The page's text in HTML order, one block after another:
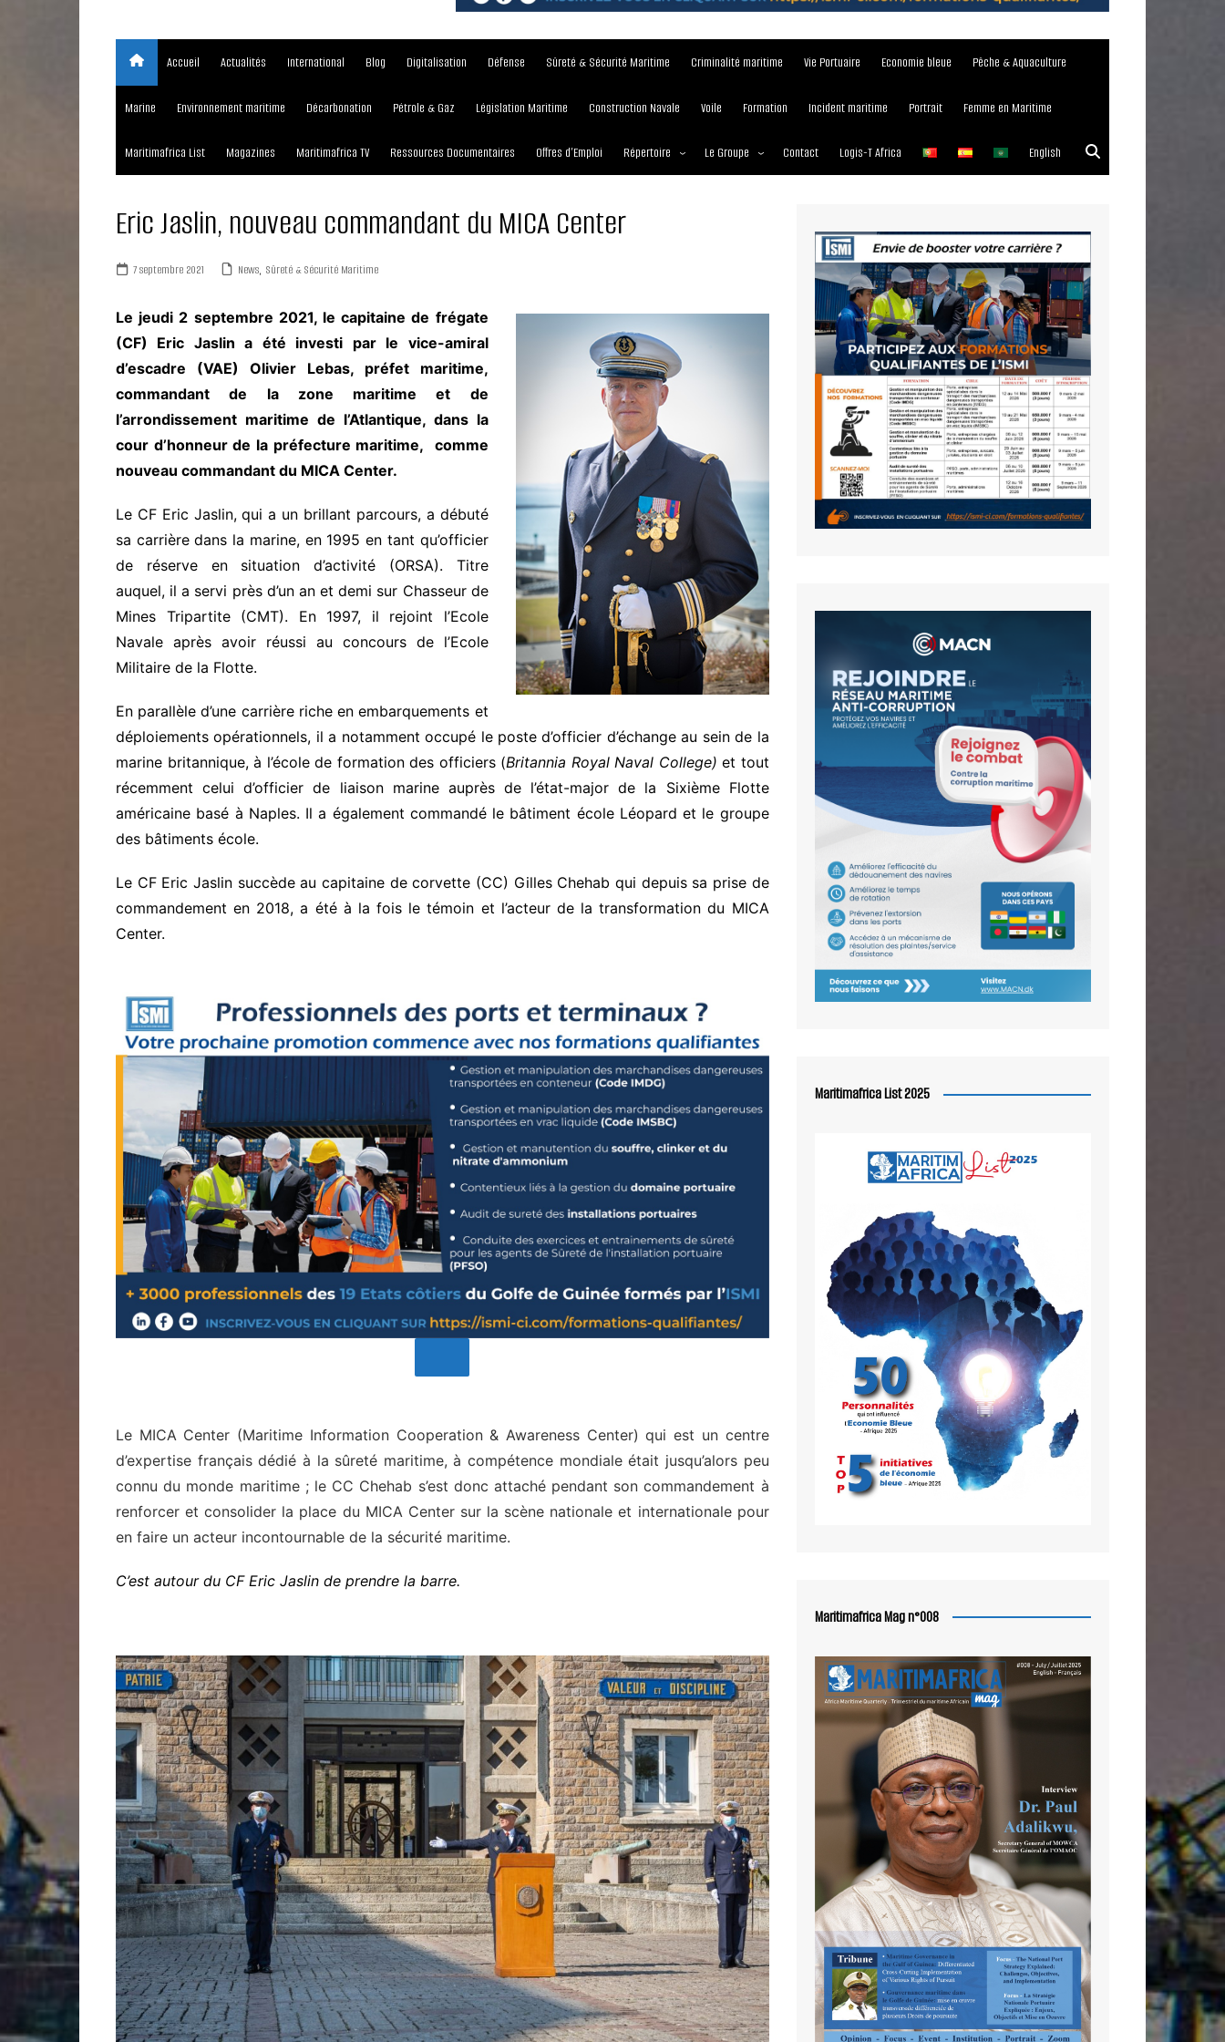
Accueil Actualités International Blog Digitalisation Défense Sûreté & Sécurité Maritime Criminalité maritime Vie Portuaire Economie bleue Pêche & Aquaculture
Marine Environnement maritime Décarbonation Pétrole & Gaz Législation Maritime Construction Navale Voile Formation Incident maritime Portrait Femme en Maritime
Maritimafrica List Magazines Maritimafrica TV Ressources Documentaires Offres d’Emploi Répertoire
Entreprises maritimes
Le Groupe
Media Partner 2019 – 2023
Contact Logis-T Africa English
Eric Jaslin, nouveau commandant du MICA Center
7 septembre 2021 News, Sûreté & Sécurité Maritime
Le jeudi 2 septembre 2021, le capitaine de frégate
(CF) Eric Jaslin a été investi par le vice-amiral
d’escadre (VAE) Olivier Lebas, préfet maritime,
commandant de la zone maritime et de
l’arrondissement maritime de l’Atlantique, dans la
cour d’honneur de la préfecture maritime, comme
nouveau commandant du MICA Center.
Le CF Eric Jaslin, qui a un brillant parcours, a débuté
sa carrière dans la marine, en 1995 en tant qu’officier
de réserve en situation d’activité (ORSA). Titre
auquel, il a servi près d’un an et demi sur Chasseur de
Mines Tripartite (CMT). En 1997, il rejoint l’Ecole
Navale après avoir réussi au concours de l’Ecole
Militaire de la Flotte.
En parallèle d’une carrière riche en embarquements et
déploiements opérationnels, il a notamment occupé le poste d’officier d’échange au sein de la
marine britannique, à l’école de formation des officiers (Britannia Royal Naval College) et tout
récemment celui d’officier de liaison marine auprès de l’état-major de la Sixième Flotte
américaine basé à Naples. Il a également commandé le bâtiment école Léopard et le groupe
des bâtiments école.
Le CF Eric Jaslin succède au capitaine de corvette (CC) Gilles Chehab qui depuis sa prise de
commandement en 2018, a été à la fois le témoin et l’acteur de la transformation du MICA
Center.
Le MICA Center (Maritime Information Cooperation & Awareness Center) qui est un centre
d’expertise français dédié à la sûreté maritime, à compétence mondiale était jusqu’alors peu
connu du monde maritime ; le CC Chehab s’est donc attaché pendant son commandement à
renforcer et consolider la place du MICA Center sur la scène nationale et internationale pour
en faire un acteur incontournable de la sécurité maritime.
C’est autour du CF Eric Jaslin de prendre la barre.
Maritimafrica List 2025
Maritimafrica Mag n°008